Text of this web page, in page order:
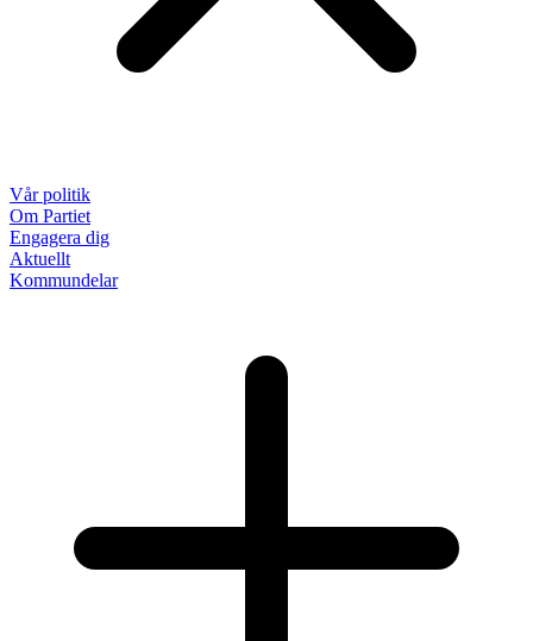
Vår politik
Om Partiet
Engagera dig
Aktuellt
Kommundelar